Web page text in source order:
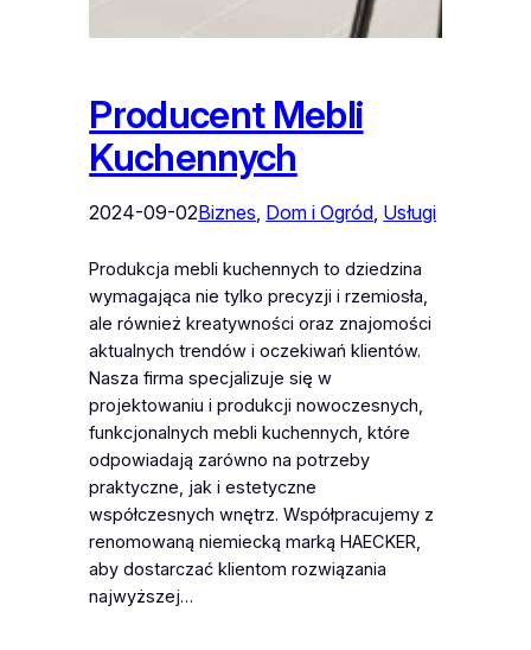
Producent Mebli
Kuchennych
2024-09-02Biznes, Dom i Ogród, Usługi
Produkcja mebli kuchennych to dziedzina
wymagająca nie tylko precyzji i rzemiosła,
ale również kreatywności oraz znajomości
aktualnych trendów i oczekiwań klientów.
Nasza firma specjalizuje się w
projektowaniu i produkcji nowoczesnych,
funkcjonalnych mebli kuchennych, które
odpowiadają zarówno na potrzeby
praktyczne, jak i estetyczne
współczesnych wnętrz. Współpracujemy z
renomowaną niemiecką marką HAECKER,
aby dostarczać klientom rozwiązania
najwyższej…